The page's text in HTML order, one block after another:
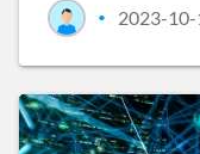
• 2023-